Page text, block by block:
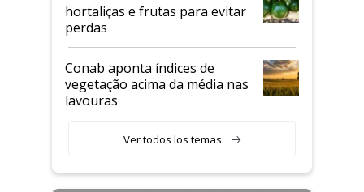
hortaliças e frutas para evitar
perdas
Conab aponta índices de
vegetação acima da média nas
lavouras
Ver todos los temas